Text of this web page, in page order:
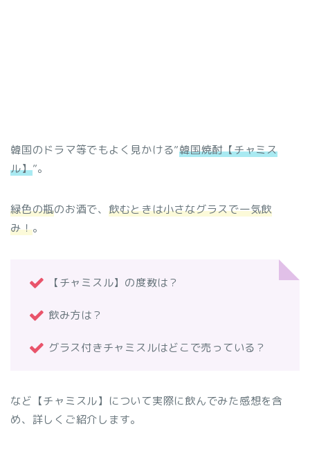
韓国のドラマ等でもよく見かける”韓国焼酎【チャミス
ル】”。
緑色の瓶のお酒で、 飲むときは小さなグラスで一気飲
み！。
【チャミスル】の度数は？
飲み方は？
グラス付きチャミスルはどこで売っている？
など【チャミスル】について実際に飲んでみた感想を含
め、詳しくご紹介します。